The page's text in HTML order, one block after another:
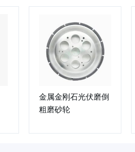
金属金刚石光伏磨倒
粗磨砂轮